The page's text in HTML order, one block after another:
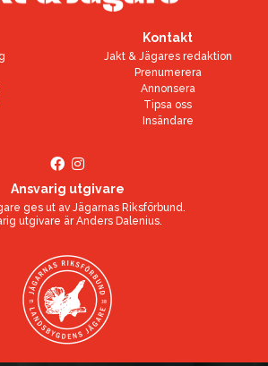
Kontakt
Jakt & Jägares redaktion
Prenumerera
Annonsera
Tipsa oss
Insändare
Ansvarig utgivare
ges ut av Jägarnas Riksförbund.
utgivare ärAnders Dalenius.